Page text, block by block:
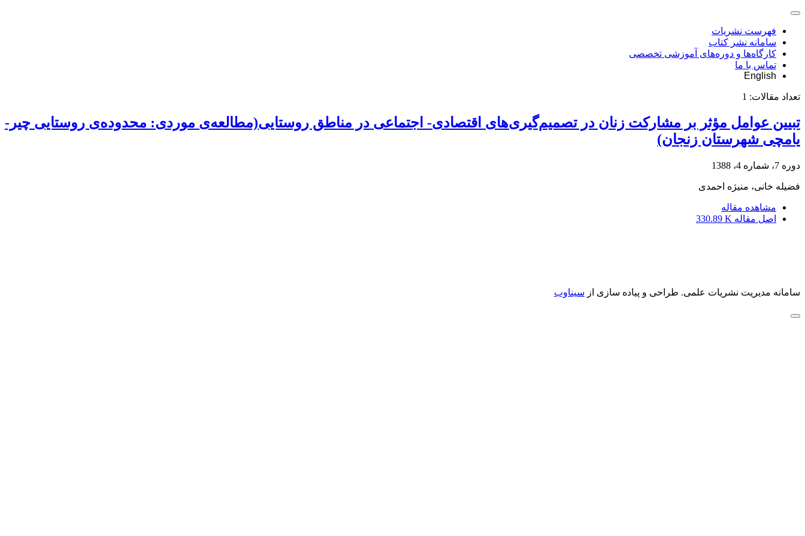
فهرست نشریات
سامانه نشر کتاب
کارگاه‌ها و دوره‌های آموزشی تخصصی
تماس با ما
English
تعداد مقالات: 1
تبیین عوامل مؤثر بر مشارکت زنان در تصمیم‌گیر‌ی‌های اقتصادی- اجتماعی در مناطق روستایی(مطالعه‌ی موردی: محدوده‌ی روستایی چیر-
یامچی شهرستان زنجان)
دوره 7، شماره 4، 1388
فضیله خانی، منیژه احمدی
مشاهده مقاله
اصل مقاله 330.89 K
سامانه مدیریت نشریات علمی. طراحی و پیاده سازی از سیناوب